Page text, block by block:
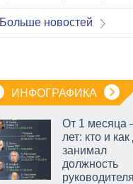
Больше новостей
ИНФОГРАФИКА
От 1 месяца
лет: кто и
занимал
должность